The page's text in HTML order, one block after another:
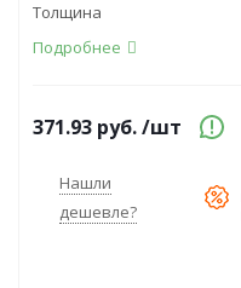
Толщина
Подробнее
371.93 руб./шт
Нашли
дешевле?